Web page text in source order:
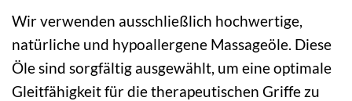
Wir verwenden ausschließlich hochwertige,
natürliche und hypoallergene Massageöle. Diese
Öle sind sorgfältig ausgewählt, um eine optimale
Gleitfähigkeit für die therapeutischen Griffe zu